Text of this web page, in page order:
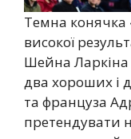
Темна конячка
високої
Шейна
два хороших і
та француза
претендувати